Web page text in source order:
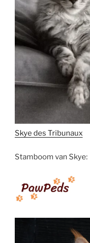
Skye des Tribunaux
Stamboom van Skye: